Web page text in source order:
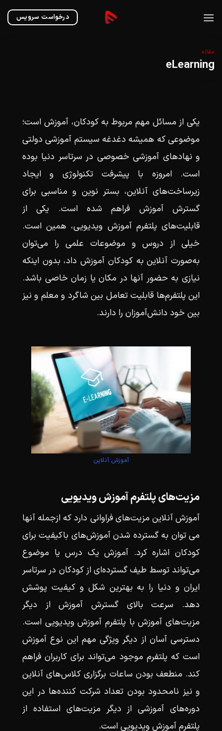
درخواست سرویس
مقاله
eLearning
یکی از مسائل مهم مربوط به کودکان، آموزش است؛
موضوعی که همیشه دغدغه سیستم آموزشی دولتی
و نهادهای آموزشی خصوصی در سرتاسر دنیا بوده
است. امروزه با پیشرفت تکنولوژی و ایجاد
زیرساخت‌های آنلاین، بستر نوین و مناسبی برای
گسترش آموزش فراهم شده است. یکی از
قابلیت‌های پلتفرم‌ آموزش ویدیویی، همین است.
خیلی از دروس و موضوعات علمی را می‌توان
به‌صورت آنلاین به کودکان آموزش داد، بدون اینکه
نیازی به حضور آنها در مکان یا زمان خاصی باشد.
این پلتفرم‌ها قابلیت تعامل بین شاگرد و معلم و نیز
بین خود دانش‌آموزان را دارند.
آموزش آنلاین
مزیت‌های پلتفرم آموزش ویدیویی
آموزش‌ آنلاین مزیت‌های فراوانی دارد که ازجمله آنها
می توان به گسترده شدن آموزش‌های باکیفیت برای
کودکان اشاره کرد. آموزش یک درس یا موضوع
می‌تواند توسط طیف گسترده‌ای از کودکان در سرتاسر
ایران و دنیا را به بهترین شکل و کیفیت پوشش
دهد. سرعت بالای گسترش آموزش از دیگر
مزیت‌های آموزش با پلتفرم آموزش ویدیویی است.
دسترسی آسان از دیگر ویژگی‌ مهم این نوع آموزش
است که پلتفرم موجود می‌تواند برای کاربران فراهم
کند. منطعف بودن ساعات برگزاری کلاس‌های آنلاین
و نیز نامحدود بودن تعداد شرکت‌ کننده‌ها در این
دوره‌های آموزشی از دیگر مزیت‌های استفاده از
پلتفرم آموزش ویدیویی است.